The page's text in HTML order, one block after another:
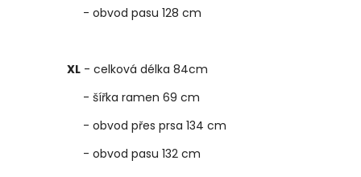
- obvod pasu 128 cm
XL - celková délka 84cm
- šířka ramen 69 cm
- obvod přes prsa 134 cm
- obvod pasu 132 cm